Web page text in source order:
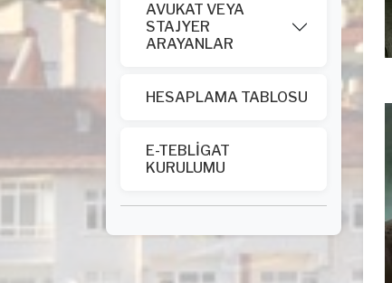
AVUKAT VEYA
STAJYER
ARAYANLAR
HESAPLAMA TABLOSU
E-TEBLİGAT
KURULUMU